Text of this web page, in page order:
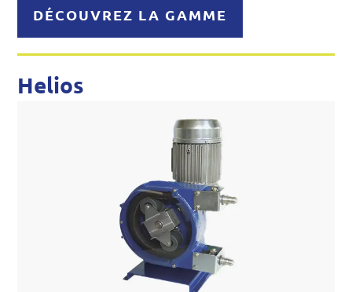
DÉCOUVREZ LA GAMME
Helios